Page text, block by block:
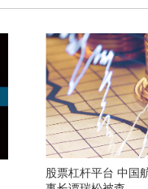
股票杠杆平台 中国